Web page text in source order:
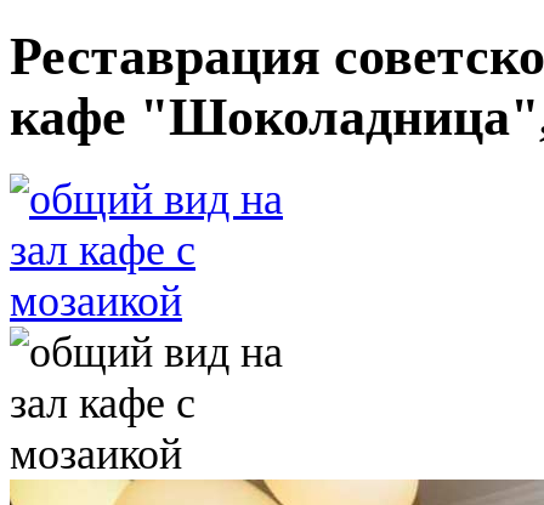
Реставрация
кафе